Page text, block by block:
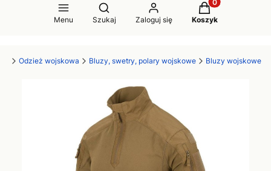
Menu
Otwórz wyszukiwarkę
Szukaj Zaloguj się
Produkty w
Koszyk
Odzież wojskowa Bluzy, swetry, polary wojskowe Bluzy wojskowe